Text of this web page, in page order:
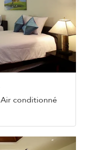
Air conditionné